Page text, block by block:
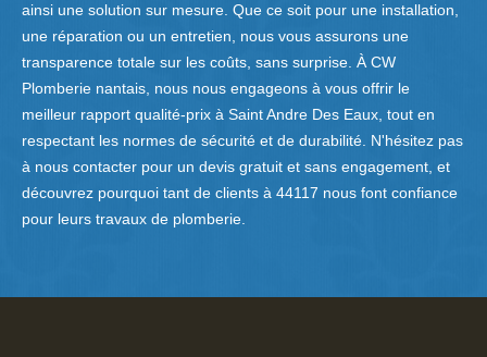
ainsi une solution sur mesure. Que ce soit pour une installation,
une réparation ou un entretien, nous vous assurons une
transparence totale sur les coûts, sans surprise. À CW
Plomberie nantais, nous nous engageons à vous offrir le
meilleur rapport qualité-prix à Saint Andre Des Eaux, tout en
respectant les normes de sécurité et de durabilité. N'hésitez pas
à nous contacter pour un devis gratuit et sans engagement, et
découvrez pourquoi tant de clients à 44117 nous font confiance
pour leurs travaux de plomberie.